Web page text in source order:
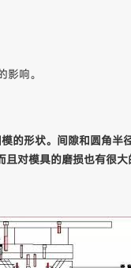
影响。
的形状。间隙和圆角半
且对模具的磨损也有很大